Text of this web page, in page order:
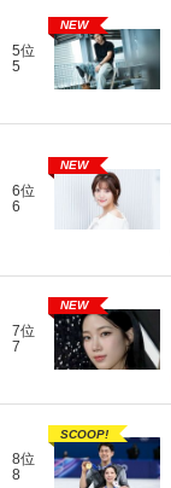
5位
5
NEW
6位
6
NEW
7位
7
NEW
8位
8
SCOOP!